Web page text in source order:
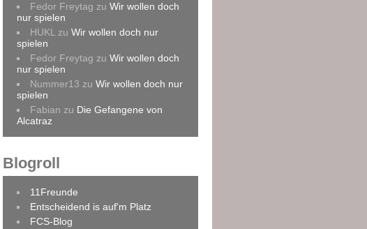
Fedor Freytag zuWir wollen doch
nur spielen
HUKL zuWir wollen doch nur
spielen
Fedor Freytag zuWir wollen doch
nur spielen
Nummer13 zuWir wollen doch nur
spielen
Fabian zu Die Gefangene von
Alcatraz
Blogroll
11Freunde
Entscheidend is auf'm Platz
FCS-Blog